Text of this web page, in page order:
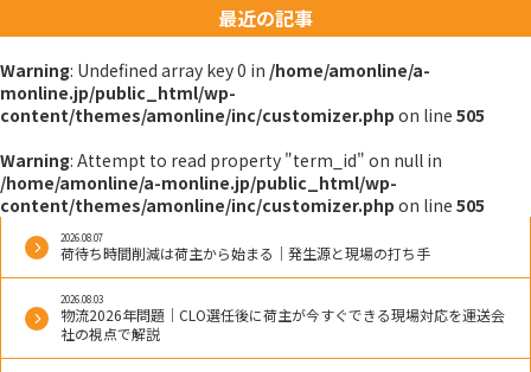
シ
ョ
ン
最近の記事
Warning: Undefined array key 0 in /home/amonline/a-
monline.jp/public_html/wp-
content/themes/amonline/inc/customizer.php on line 505
Warning: Attempt to read property "term_id" on null in
/home/amonline/a-monline.jp/public_html/wp-
content/themes/amonline/inc/customizer.php on line 505
2026.08.07
荷待ち時間削減は荷主から始まる｜発生源と現場の打ち手
2026.08.03
物流2026年問題｜CLO選任後に荷主が今すぐできる現場対応を運送会
社の視点で解説